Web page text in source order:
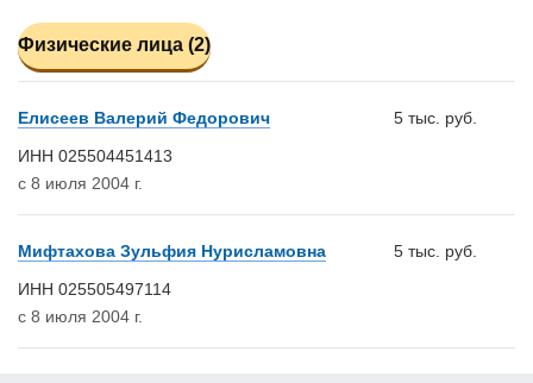
Физические лица (2)
Елисеев Валерий Федорович
ИНН 025504451413
с 8 июля 2004 г.
5 тыс. руб.
Мифтахова Зульфия Нурисламовна
ИНН 025505497114
с 8 июля 2004 г.
5 тыс. руб.